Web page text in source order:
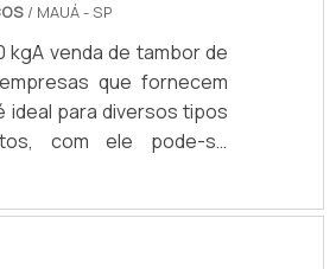
/ MAUÁ - SP
kgA venda de tambor de
que fornecem
para diversos tipos
com ele pode-se
borras de tintas,
entre muitos outros